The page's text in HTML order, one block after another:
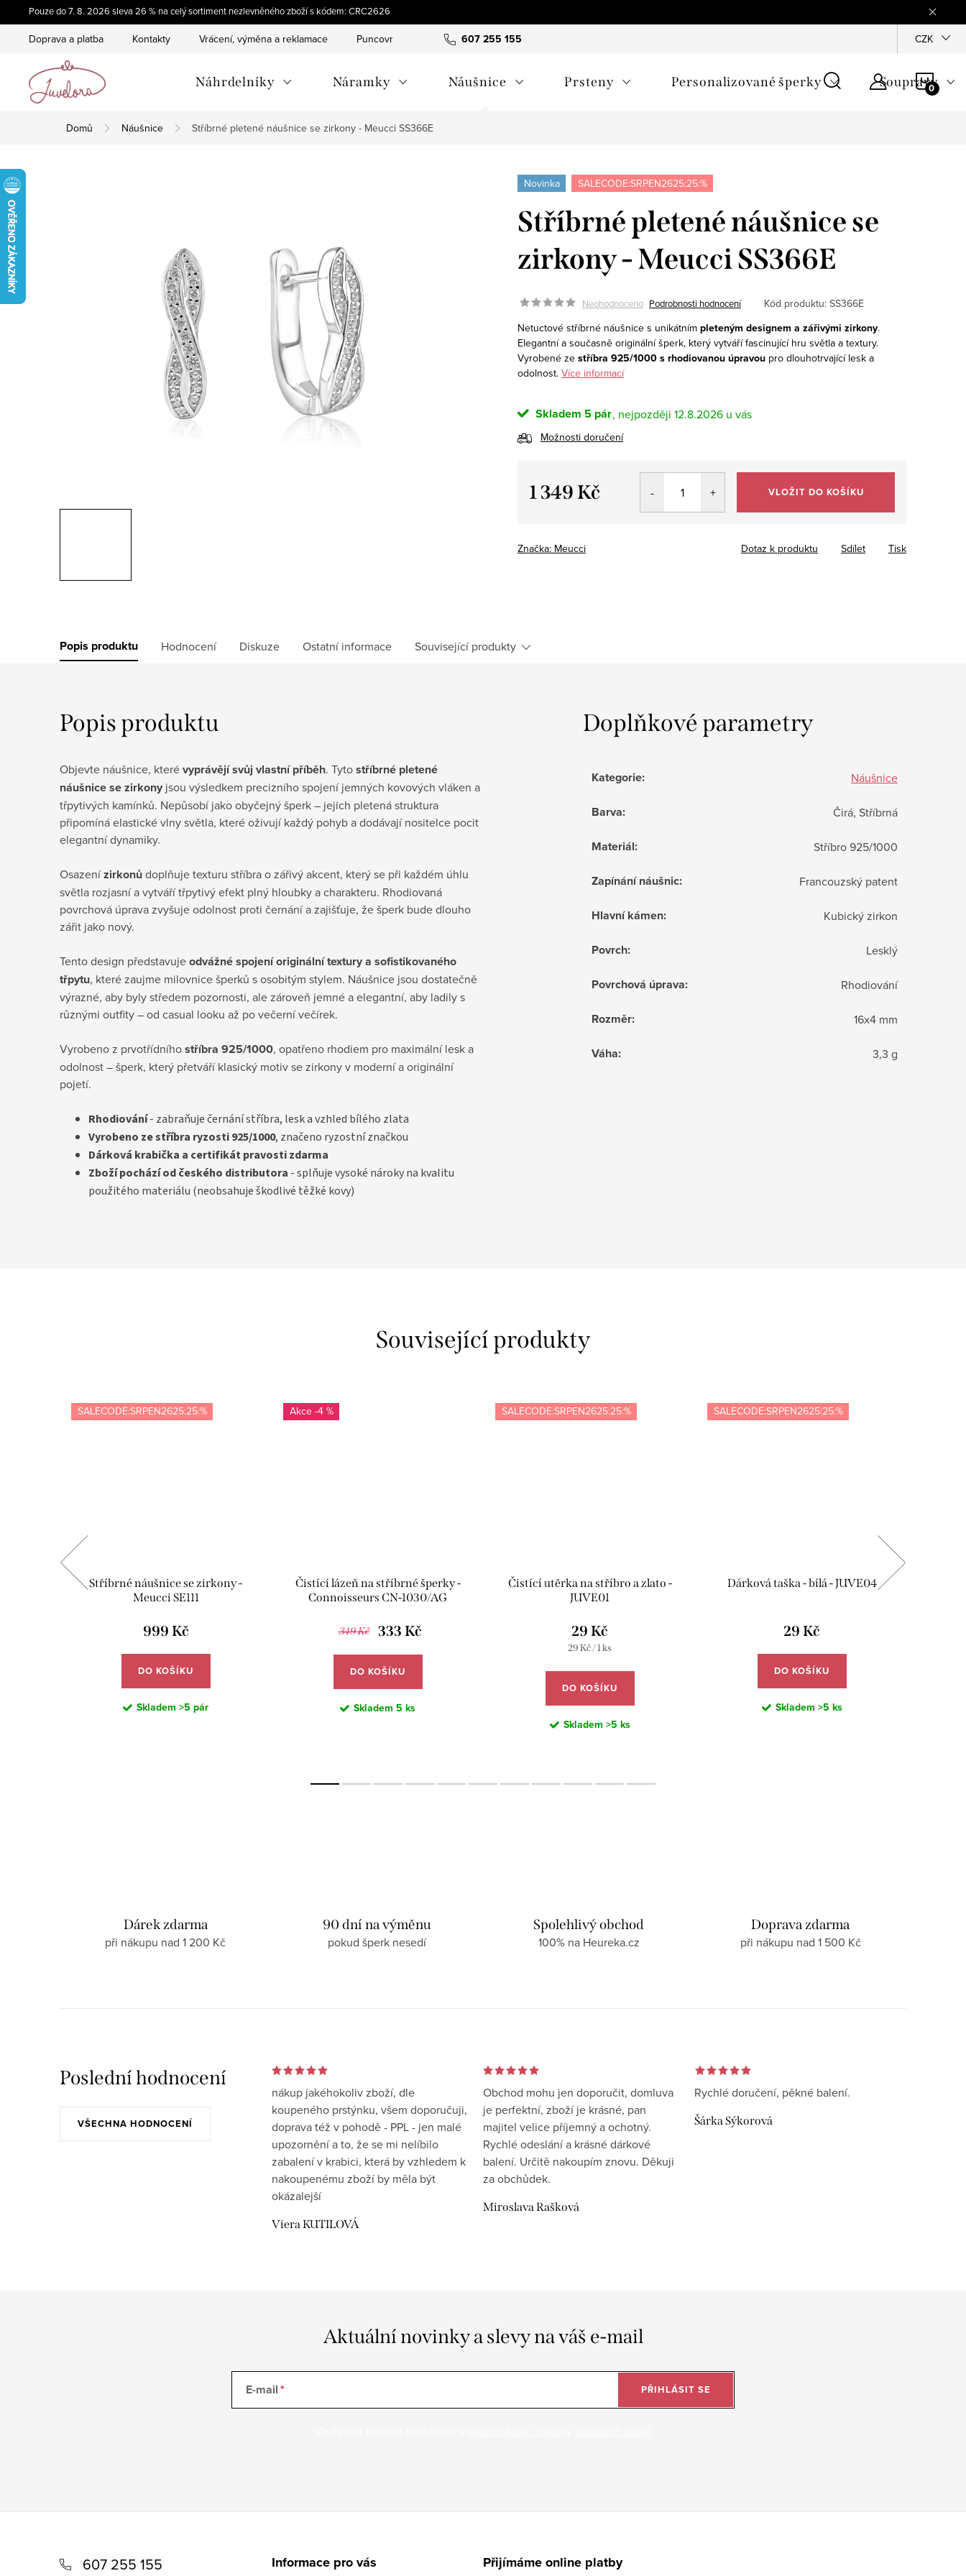
na
Pouze do 7. 8. 2026 sleva 26 % na celý sortiment nezlevněného zboží s kódem: CRC2626
607 255 155
Doprava a platba Kontakty Vrácení, výměna a reklamace Puncovní značky Hodnocení obchodu Jak
CZK
Náhrdelníky Náramky Náušnice Prsteny Personalizované šperky Soupravy
Domů Náušnice Stříbrné pletené náušnice se zirkony - Meucci SS366E
Novinka SALECODE:SRPEN2625:25:%
Stříbrné pletené náušnice se
zirkony - Meucci SS366E
Neohodnoceno Podrobnosti hodnocení Kód produktu: SS366E
Netuctové stříbrné náušnice s unikátním pleteným designem a zářivými zirkony.
Elegantní a současně originální šperk, který vytváří fascinující hru světla a textury.
Vyrobené ze stříbra 925/1000 s rhodiovanou úpravou pro dlouhotrvající lesk a
odolnost. Více informací
Skladem 5 pár 12.8.2026
Možnosti doručení
1 349 Kč VLOŽIT DO KOŠÍKU
Značka: Meucci Tisk
Dotaz k produktu Sdílet
Popis produktu Hodnocení Diskuze Ostatní informace Související produkty
Popis produktu
Objevte náušnice, kterévyprávějí svůj vlastní příběh. Tytostříbrné pletené
náušnice se zirkony jsou výsledkem precizního spojení jemných kovových vláken a
třpytivých kamínků. Nepůsobí jako obyčejný šperk – jejich pletená struktura
připomíná elastické vlny světla, které oživují každý pohyb a dodávají nositelce pocit
elegantní dynamiky.
Osazenízirkonůdoplňuje texturu stříbra o zářivý akcent, který se při každém úhlu
světla rozjasní a vytváří třpytivý efekt plný hloubky a charakteru. Rhodiovaná
povrchová úprava zvyšuje odolnost proti černání a zajišťuje, že šperk bude dlouho
zářit jako nový.
Tento design představujeodvážné spojení originální textury a sofistikovaného
třpytu, které zaujme milovnice šperků s osobitým stylem. Náušnice jsou dostatečně
výrazné, aby byly středem pozornosti, ale zároveň jemné a elegantní, aby ladily s
různými outfity – od casual looku až po večerní večírek.
Vyrobeno z prvotřídníhostříbra 925/1000, opatřeno rhodiem pro maximální lesk a
odolnost – šperk, který přetváří klasický motiv se zirkony v moderní a originální
pojetí.
Rhodiování- zabraňuje černání stříbra, lesk a vzhled bílého zlata
Vyrobeno ze stříbra ryzosti 925/1000, značeno ryzostní značkou
Dárková krabička a certifikát pravostizdarma
Zboží pochází od českého distributora - splňuje vysoké nároky na kvalitu
použitého materiálu (neobsahuje škodlivé těžké kovy)
Doplňkové parametry
Kategorie: Náušnice
Barva: Čirá, Stříbrná
Materiál: Stříbro 925/1000
Zapínání náušnic: Francouzský patent
Hlavní kámen: Kubický zirkon
Povrch: Lesklý
Povrchová úprava: Rhodiování
Rozměr: 16x4 mm
Váha: 3,3 g
Související produkty
SALECODE:SRPEN2625:25:%
Stříbrné náušnice se zirkony -
Meucci SE111
999 Kč
DO KOŠÍKU
Skladem >5 pár
-4 %
Čistící lázeň na stříbrné šperky -
Connoisseurs CN-1030/AG
349 Kč 333 Kč
DO KOŠÍKU
Skladem 5 ks
SALECODE:SRPEN2625:25:%
Čistící utěrka na stříbro a zlato -
JUVE01
29 Kč
Měrná
29 Kč / 1 ks
DO KOŠÍKU
Skladem >5 ks
SALECODE:SRPEN2625:25:%
Dárková taška - bílá - JUVE04
29 Kč
DO KOŠÍKU
Skladem >5 ks
Dárek zdarma
při nákupu nad 1 200 Kč
90 dní na výměnu
pokud šperk nesedí
Spolehlivý obchod
100% na Heureka.cz
Doprava zdarma
při nákupu nad 1 500 Kč
Poslední hodnocení
VŠECHNA HODNOCENÍ
nákup jakéhokoliv zboží, dle
koupeného prstýnku, všem doporučuji,
doprava též v pohodě - PPL - jen malé
upozornění a to, že se mi nelíbilo
zabalení v krabici, která by vzhledem k
nakoupenému zboží by měla být
okázalejší
Viera KUTILOVÁ
Obchod mohu jen doporučit, domluva
je perfektní, zboží je krásné, pan
majitel velice příjemný a ochotný.
Rychlé odeslání a krásné dárkové
balení. Určitě nakoupím znovu. Děkuji
za obchůdek.
Miroslava Rašková
Rychlé doručení, pěkné balení.
Šárka Sýkorová
Aktuální novinky a slevy na váš e-mail
E-mail PŘIHLÁSIT SE
607 255 155 Informace pro vás Přijímáme online platby